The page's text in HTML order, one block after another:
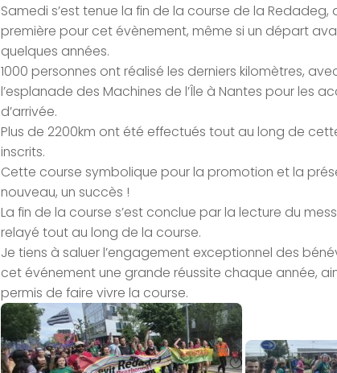
Samedi s’est tenue la fin de la course de la Redadeg,
première pour cet évènement, même si un départ
quelques années.
1000 personnes ont réalisé les derniers kilomètres,
l’esplanade des Machines de l’Île à Nantes pour les
d’arrivée.
Plus de 2200km ont été effectués tout au long de
inscrits.
Cette course symbolique pour la promotion et la
nouveau, un succès !
La fin de la course s’est conclue par la lecture du
relayé tout au long de la course.
Je tiens à saluer l’engagement exceptionnel des
cet événement une grande réussite chaque année,
permis de faire vivre la course.